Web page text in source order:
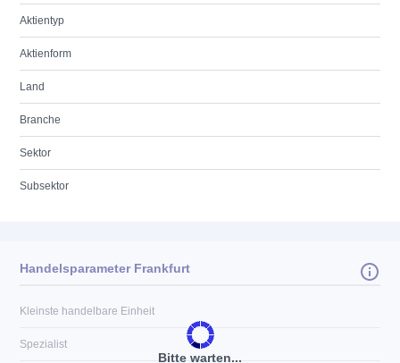
Aktientyp
Aktienform
Land
Branche
Sektor
Subsektor
Bitte warten...
Handelsparameter Frankfurt
Kleinste handelbare Einheit
Spezialist